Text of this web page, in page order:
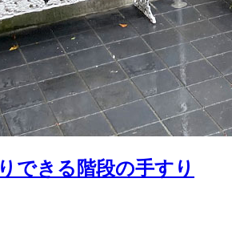
できる階段の手すり